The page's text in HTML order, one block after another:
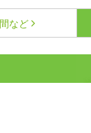
など